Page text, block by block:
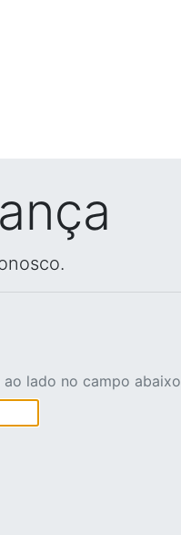
lado no campo abaixo